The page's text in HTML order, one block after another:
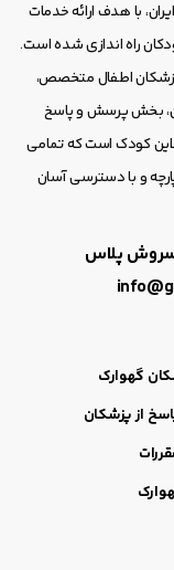
با هدف ارائه خدمات
راه اندازی شده است.
اطفال متخصص،
بخش پرسش و پاسخ
کودک است که تمامی
و با دسترسی آسان
پلاس
گهوارک
از پزشکان